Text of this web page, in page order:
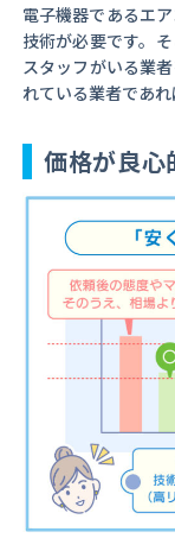
電子機器であるエ
技術が必要です。
スタッフがいる業
れている業者であれ
価格が良心